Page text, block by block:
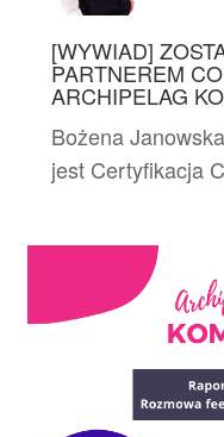
[WYWIAD]
PARTNEREM
ARCHIPELAG
Bożena
jest Certyfikacja